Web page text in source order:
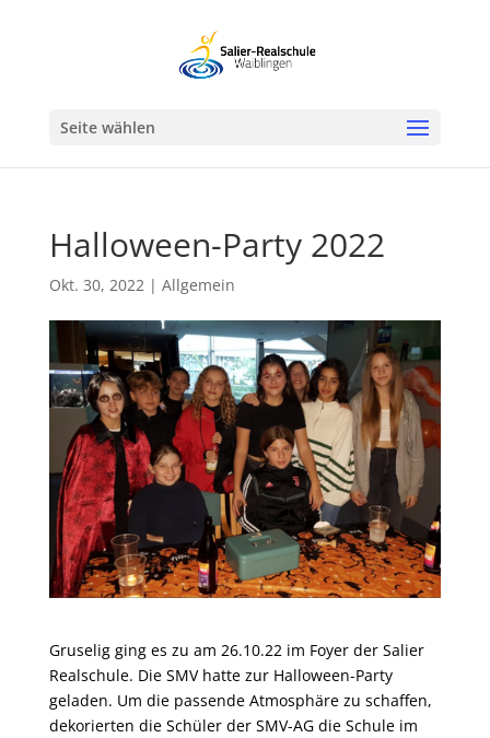
Seite wählen
Halloween-Party 2022
Okt. 30, 2022| Allgemein
Gruselig ging es zu am 26.10.22 im Foyer der Salier
Realschule. Die SMV hatte zur Halloween-Party
geladen. Um die passende Atmosphäre zu schaffen,
dekorierten die Schüler der SMV-AG die Schule im